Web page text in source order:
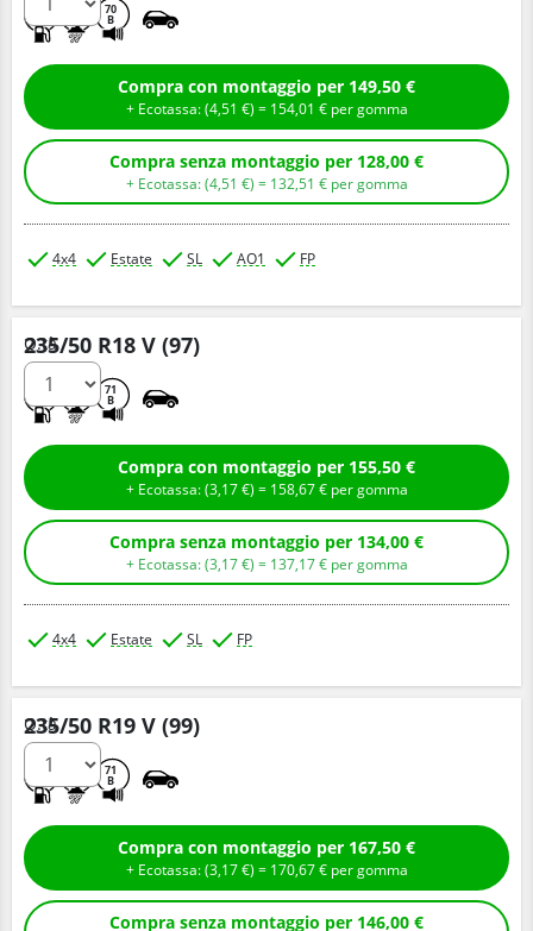
70
B
Compra con montaggio per 149,50 €
+ Ecotassa: (4,51 € ) = 154,01 € per gomma
Compra senza montaggio per 128,00 €
+ Ecotassa: (4,51 € ) = 132,51 € per gomma
4x4 Estate SL AO1 FP
235/50 R18 V (97)
71
B
Q.tà
Compra con montaggio per 155,50 €
+ Ecotassa: (3,17€ ) = 158,67€ per gomma
Compra senza montaggio per 134,00 €
+ Ecotassa: (3,17€ ) = 137,17€ per gomma
4x4 Estate SL FP
235/50 R19 V (99)
71
B
Q.tà
Compra con montaggio per 167,50 €
+ Ecotassa: (3,17€ ) = 170,67€ per gomma
Compra senza montaggio per 146,00 €